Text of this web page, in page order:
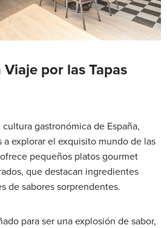
Viaje por las Tapas
gastronómica de España,
a explorar el exquisito mundo de las
pequeños platos gourmet
que destacan ingredientes
de sabores sorprendentes.
para ser una explosión de sabor,